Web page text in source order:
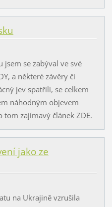
se zabýval ve své
a některé závěry či
jev spatřili, se celkem
náhodným objevem
tom zajímavý článek ZDE.
jako ze
na Ukrajině vzrušila